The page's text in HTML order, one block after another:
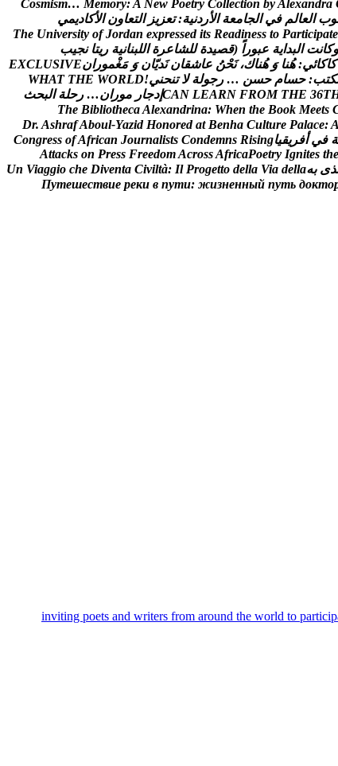
Cosmism… Memory:A New Poetry Collection byAlexandra
وب العالم في الجامعة الردنية: تعزيز التعاون الكاديمي
The University of Jordan expressed its Readiness to Participate
وكانت البداية عبورا (قصيدة للشاعرة اللبنانية ريتا نجيب
کاکائي: هنا و هناك، نحن عاشقان نديان و مغموران EXCLUSIVE
كتب: حسام حسن … رجولة ل تنحني!
WHAT THE WORLD
CAN LEARN FROM THE 36T إدجار موران… رحلة البحث
The BibliothecaAlexandrina: When the Book Meets
Dr. AshrafAboul-Yazid Honored at Benha Culture Palace:A
ة في أفريقيا Congress ofAfrican Journalists Condemns Rising
Attacks on Press FreedomAcrossAfricaPoetry Ignites the
ذى به Un Viaggio che Diventa Civiltà: Il Progetto della Via della
Путешествие реки в пути: жизненный путь докто